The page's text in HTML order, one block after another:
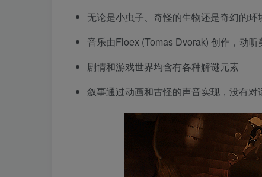
无论是小虫子、奇怪的生物还是奇幻的
音乐由Floex (Tomas Dvorak) 创作，动
剧情和游戏世界均含有各种解谜元素
叙事通过动画和古怪的声音实现，没有对